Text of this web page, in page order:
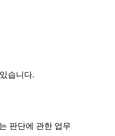
습니다.
판단에 관한 업무